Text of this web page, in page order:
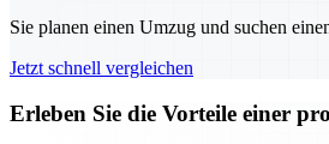
Sie planen einen Umzug und suchen
Jetzt schnell vergleichen
Erleben Sie die Vorteile einer